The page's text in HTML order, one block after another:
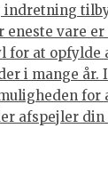
indretning
vare
at
i mange
afspejler